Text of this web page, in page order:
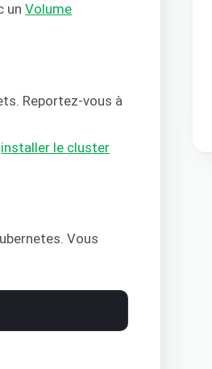
unVolume
Reportez-vous à
installer le cluster
Vous